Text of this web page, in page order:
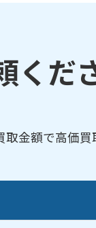
くだ
金額で高価